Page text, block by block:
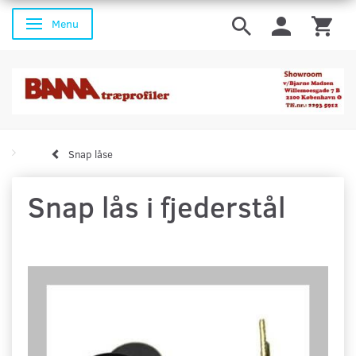
Skifte navigation
Menu
Snap låse
Snap lås i fjederstål